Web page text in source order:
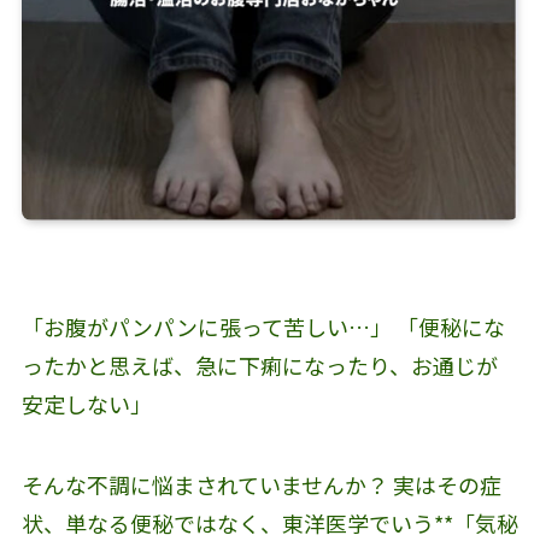
「お腹がパンパンに張って苦しい…」 「便秘にな
ったかと思えば、急に下痢になったり、お通じが
安定しない」
そんな不調に悩まされていませんか？ 実はその症
状、単なる便秘ではなく、東洋医学でいう**「気秘